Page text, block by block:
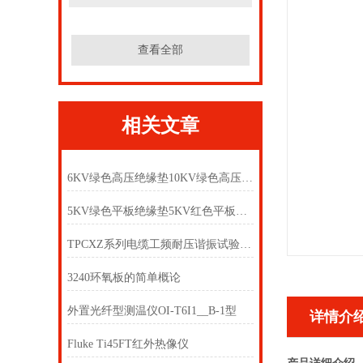
查看全部
相关文章
6KV绿色高压绝缘垫10KV绿色高压绝缘垫
5KV绿色平板绝缘垫5KV红色平板绝缘垫5KV黑色平板绝缘垫
TPCXZ系列电缆工频耐压谐振试验装置 电缆耐压试验装置
3240环氧板的简单概论
外置光纤型测温仪OI-T6I1__B-1型
Fluke Ti45FT红外热像仪
详情介